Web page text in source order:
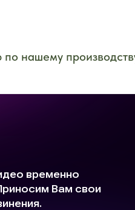
нашему